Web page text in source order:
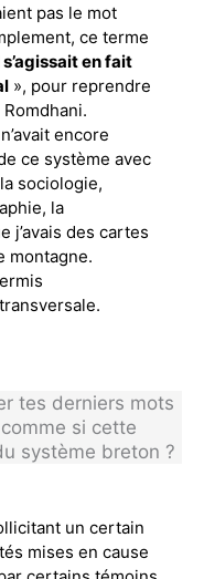
pas le mot
ce terme
s’agissait en fait
», pour reprendre
encore
ce système avec
sociologie,
la
j’avais des cartes
montagne.
tes derniers mots
si cette
système breton ?
un certain
mises en cause